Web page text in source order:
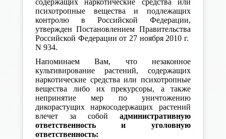
психотропные вещества и подлежащих
контролю в Российской Федерации,
утвержден Постановлением Правительства
Российской Федерации от 27 ноября 2010 г.
N 934.
Напоминаем Вам, что незаконное
культивирование растений, содержащих
наркотические средства или психотропные
вещества либо их прекурсоры, а также
непринятие мер по уничтожению
дикорастущих наркосодержащих растений
влечет за собойадминистративную
ответственность и уголовную
ответственность: